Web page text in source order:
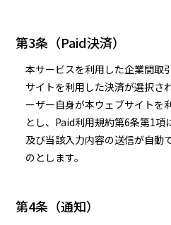
第3条（Paid決済）
本サービスを利用した企業間取
サイトを利用した決済が選択さ
ーザー自身が本ウェブサイトを
とし、Paid利用規約第6条第1項
及び当該入力内容の送信が自動
のとします。
第4条（通知）